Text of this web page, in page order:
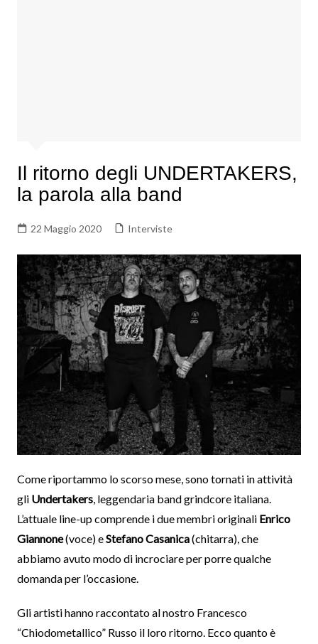
Il ritorno degli UNDERTAKERS,
la parola alla band
22 Maggio 2020 Interviste
Come riportammo lo scorso mese, sono tornati in attività
gli Undertakers, leggendaria band grindcore italiana.
L’attuale line-up comprende i due membri originali Enrico
Giannone(voce) eStefano Casanica(chitarra), che
abbiamo avuto modo di incrociare per porre qualche
domanda per l’occasione.
Gli artisti hanno raccontato al nostro Francesco
“Chiodometallico” Russo il loro ritorno. Ecco quanto è